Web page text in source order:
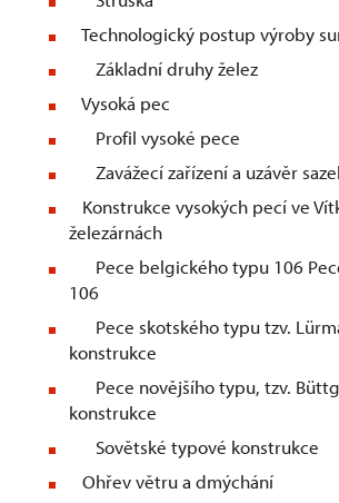
Technologický postup výroby
Základní druhy želez
Vysoká pec
Profil vysoké pece
Zavážecí zařízení a uzávěr
Konstrukce vysokých pecí ve
železárnách
Pece belgického typu 106
106
Pece skotského typu tzv.
konstrukce
Pece novějšího typu, tzv.
konstrukce
Sovětské typové konstrukce
Ohřev větru a dmýchání